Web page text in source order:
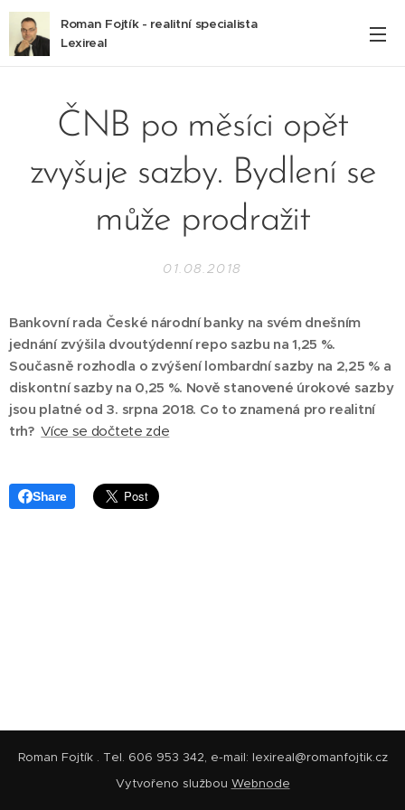
Roman Fojtík - realitní specialista
Lexireal
ČNB po měsíci opět
zvyšuje sazby. Bydlení se
může prodražit
01.08.2018
Bankovní rada České národní banky na svém dnešním
jednání zvýšila dvoutýdenní repo sazbu na 1,25 %.
Současně rozhodla o zvýšení lombardní sazby na 2,25 % a
diskontní sazby na 0,25 %. Nově stanovené úrokové sazby
jsou platné od 3. srpna 2018. Co to znamená pro realitní
trh? Více se dočtete zde
Share
Roman Fojtík . Tel. 606 953 342, e-mail: lexireal@romanfojtik.cz
Vytvořeno službou Webnode